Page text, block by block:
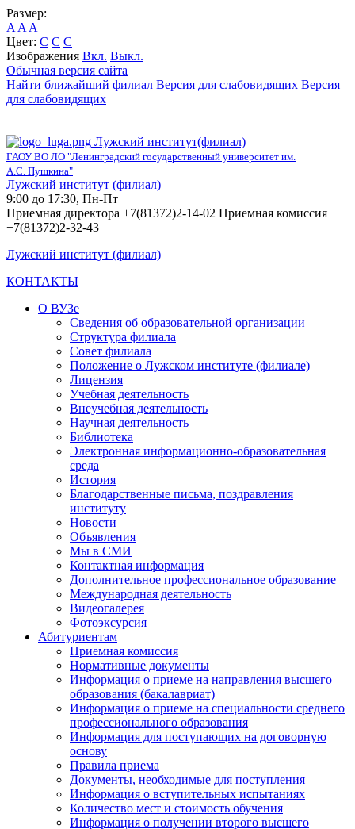
Размер:
A A A
Цвет: C C C
Изображения Вкл. Выкл.
Обычная версия сайта
Найти ближайший филиал Версия для слабовидящих Версия
для слабовидящих
Лужский институт(филиал)
ГАОУ ВО ЛО "Ленинградский государственный университет им.
А.С. Пушкина"
Лужский институт (филиал)
9:00 до 17:30, Пн-Пт
Приемная директора +7(81372)2-14-02 Приемная комиссия
+7(81372)2-32-43
Лужский институт (филиал)
КОНТАКТЫ
О ВУЗе
Сведения об образовательной организации
Структура филиала
Совет филиала
Положение о Лужском институте (филиале)
Лицензия
Учебная деятельность
Внеучебная деятельность
Научная деятельность
Библиотека
Электронная информационно-образовательная
среда
История
Благодарственные письма, поздравления
институту
Новости
Объявления
Мы в СМИ
Контактная информация
Дополнительное профессиональное образование
Международная деятельность
Видеогалерея
Фотоэксурсия
Абитуриентам
Приемная комиссия
Нормативные документы
Информация о приеме на направления высшего
образования (бакалавриат)
Информация о приеме на специальности среднего
профессионального образования
Информация для поступающих на договорную
основу
Правила приема
Документы, необходимые для поступления
Информация о вступительных испытаниях
Количество мест и стоимость обучения
Информация о получении второго высшего